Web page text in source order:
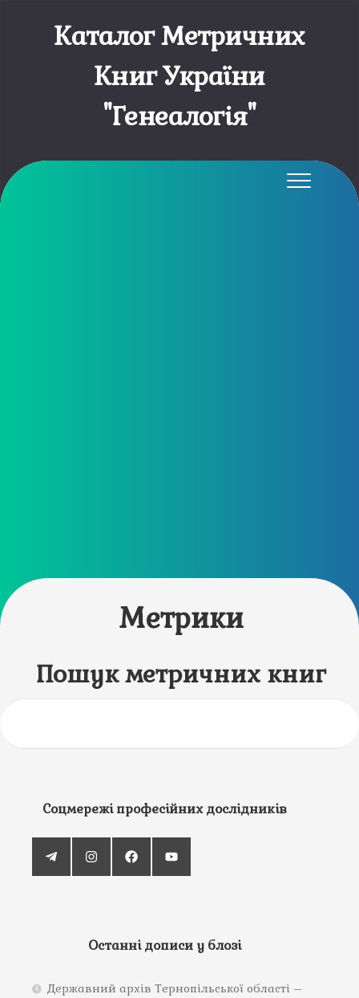
Каталог Метричних
Книг України
"Генеалогія"
Метрики
Пошук метричних книг
Соцмережі професійних дослідників
Останні дописи у блозі
Державний архів Тернопільської області –